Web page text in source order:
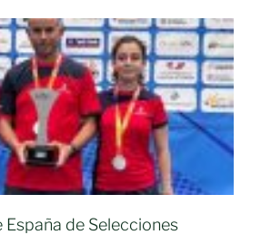
de Selecciones